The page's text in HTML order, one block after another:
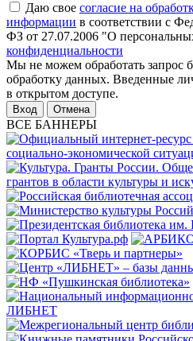
Даю свое согласие на
информации в соответствии с
ФЗ от 27.07.2006 "О
конфиденциальности
Мы не можем обработать запрос
обработку данных. Введенные
в открытом доступе.
Отмена
ВСЕ БАННЕРЫ